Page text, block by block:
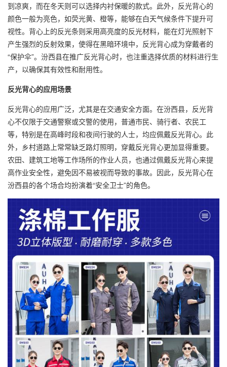
到凉爽，而在冬天则可以选择内衬保暖的款式。此外，反光背心的
颜色一般为亮色，如荧光黄、橙等，能够在白天气候条件下提升可
视性。背心上的反光条则采用高亮度的反光材料，能在灯光照射下
产生强烈的反射效果，使得在黑暗环境中，反光背心成为穿戴者的
“保护伞”。汾西县在推广反光背心时，也注重选择优质的材料进行生
产，以确保其有效性和耐用性。
反光背心的应用场景
反光背心的应用广泛，尤其是在交通安全方面。在汾西县，反光背
心不仅限于交通警察或交警的使用，普通市民、骑行者、农民工
等，特别是在高峰时段和夜间行驶的人士，均应佩戴反光背心。此
外，乡村道路上常常缺乏路灯照明，穿戴反光背心更加显得重要。
农田、建筑工地等工作场所的作业人员，也通过佩戴反光背心来提
高作业安全性，避免因不易被视而导致的事故。因此，反光背心在
汾西县的各个场合均扮演着“安全卫士”的角色。